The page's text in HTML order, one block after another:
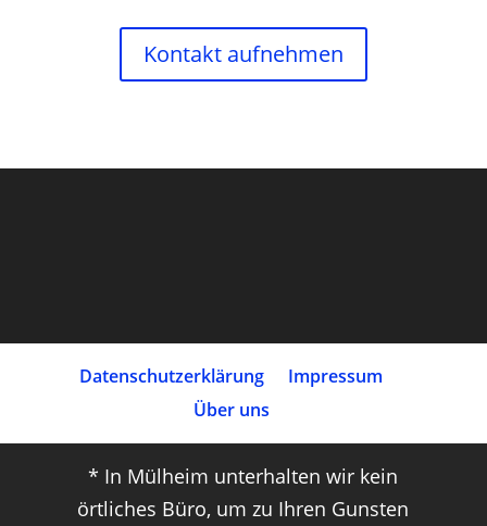
Kontakt aufnehmen
Datenschutz­erklärung
Impressum
Über uns
* In Mülheim unterhalten wir kein
örtliches Büro, um zu Ihren Gunsten